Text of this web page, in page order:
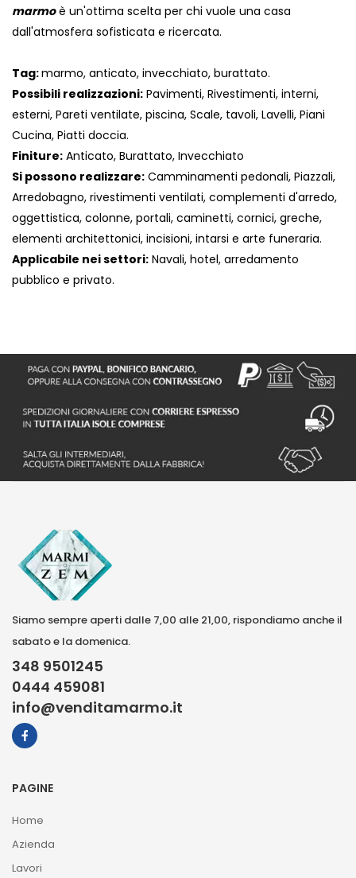
marmoè un'ottima scelta per chi vuole una casa
dall'atmosfera sofisticata e ricercata.
Tag:marmo, anticato, invecchiato, burattato.
Possibili realizzazioni: Pavimenti, Rivestimenti, interni,
esterni, Pareti ventilate, piscina, Scale, tavoli, Lavelli, Piani
Cucina, Piatti doccia.
Finiture: Anticato, Burattato, Invecchiato
Si possono realizzare: Camminamenti pedonali, Piazzali,
Arredobagno, rivestimenti ventilati, complementi d'arredo,
oggettistica, colonne, portali, caminetti, cornici, greche,
elementi architettonici, incisioni, intarsi e arte funeraria.
Applicabile nei settori: Navali, hotel, arredamento
pubblico e privato.
Siamo sempre aperti dalle 7,00 alle 21,00, rispondiamo anche il
sabato e la domenica.
348 9501245
0444 459081
info@venditamarmo.it
PAGINE
Home
Azienda
Lavori